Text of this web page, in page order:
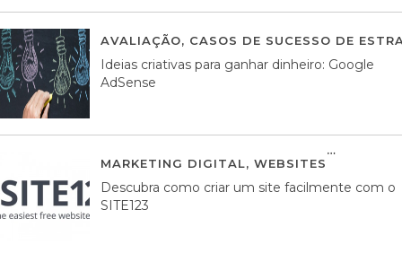
AVALIAÇÃO, CASOS DE SUCESSO DE
Ideias criativas para ganhar dinheiro: Google
AdSense
MARKETING DIGITAL, WEBSITES
Descubra como criar um site facilmente com o
SITE123